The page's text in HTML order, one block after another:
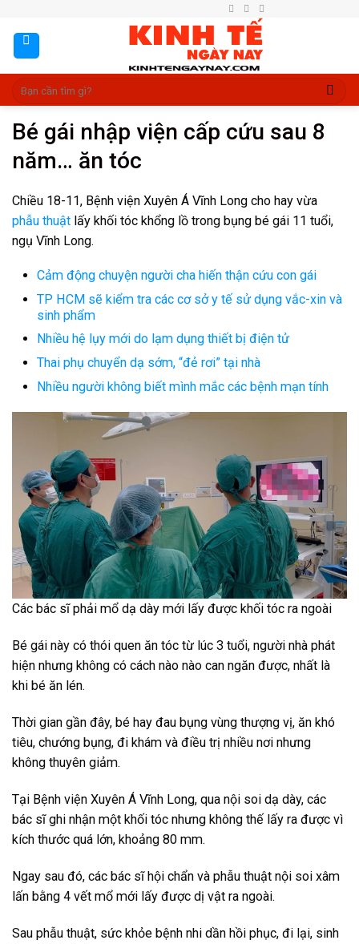
content
Bé gái nhập viện cấp cứu sau 8
năm… ăn tóc
Chiều 18-11, Bệnh viện Xuyên Á Vĩnh Long cho hay vừa
phẫu thuật lấy khối tóc khổng lồ trong bụng bé gái 11 tuổi,
ngụ Vĩnh Long.
Cảm động chuyện người cha hiến thận cứu con gái
TP HCM sẽ kiểm tra các cơ sở y tế sử dụng vắc-xin và
sinh phẩm
Nhiều hệ lụy mới do lạm dụng thiết bị điện tử
Thai phụ chuyển dạ sớm, “đẻ rơi” tại nhà
Nhiều người không biết mình mắc các bệnh mạn tính
Các bác sĩ phải mổ dạ dày mới lấy được khối tóc ra ngoài
Bé gái này có thói quen ăn tóc từ lúc 3 tuổi, người nhà phát
hiện nhưng không có cách nào nào can ngăn được, nhất là
khi bé ăn lén.
Thời gian gần đây, bé hay đau bụng vùng thượng vị, ăn khó
tiêu, chướng bụng, đi khám và điều trị nhiều nơi nhưng
không thuyên giảm.
Tại Bệnh viện Xuyên Á Vĩnh Long, qua nội soi dạ dày, các
bác sĩ ghi nhận một khối tóc nhưng không thế lấy ra được vì
kích thước quá lớn, khoảng 80 mm.
Ngay sau đó, các bác sĩ hội chẩn và phẫu thuật nội soi xâm
lấn bằng 4 vết mổ mới lấy được dị vật ra ngoài.
Sau phẫu thuật, sức khỏe bệnh nhi dần hồi phục, đi lại, sinh